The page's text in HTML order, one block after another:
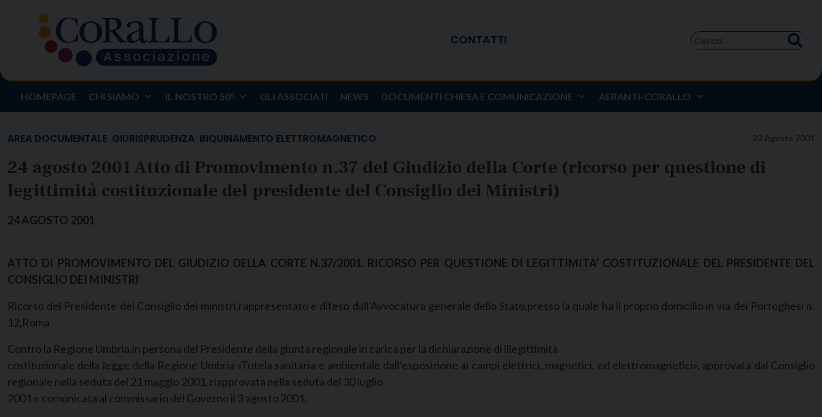
content
CONTATTI
Ricerca
HOMEPAGE CHI SIAMO IL NOSTRO 50° GLI ASSOCIATI NEWS DOCUMENTI CHIESA E COMUNICAZIONE AERANTI-CORALLO
23 Agosto 2001
AREA DOCUMENTALE GIURISPRUDENZA INQUINAMENTO ELETTROMAGNETICO
24 agosto 2001 Atto di Promovimento n.37 del Giudizio della Corte (ricorso per questione di
legittimità costituzionale del presidente del Consiglio dei Ministri)
24 AGOSTO 2001
ATTO DI PROMOVIMENTO DEL GIUDIZIO DELLA CORTE N.37/2001. RICORSO PER QUESTIONE DI LEGITTIMITA’ COSTITUZIONALE DEL PRESIDENTE DEL
CONSIGLIO DEI MINISTRI
Ricorso del Presidente del Consiglio dei ministri,rappresentato e difeso dall’Avvocatura generale dello Stato,presso la quale ha il proprio domicilio in via dei Portoghesi n.
12,Roma
Contro la Regione Umbria,in persona del Presidente della giunta regionale in carica per la dichiarazione di illegittimità
costituzionale della legge della Regione Umbria «Tutela sanitaria e ambientale dall’esposizione ai campi elettrici, magnetici, ed elettromagnetici», approvata dal Consiglio
regionale nella seduta del 21 maggio 2001, riapprovata nella seduta del 30 luglio
2001 e comunicata al commissario del Governo il 3 agosto 2001.